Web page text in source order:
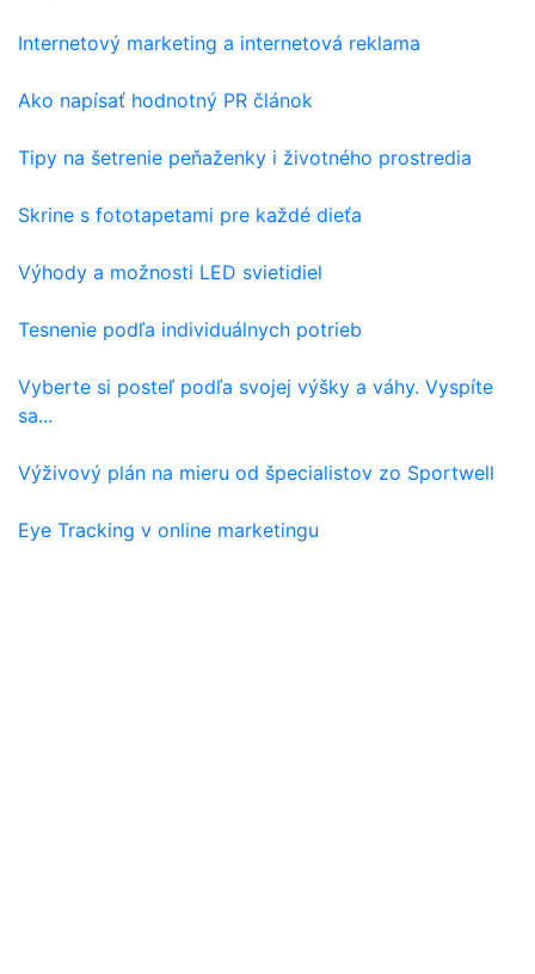
Internetový marketing a internetová reklama
Ako napísať hodnotný PR článok
Tipy na šetrenie peňaženky i životného prostredia
Skrine s fototapetami pre každé dieťa
Výhody a možnosti LED svietidiel
Tesnenie podľa individuálnych potrieb
Vyberte si posteľ podľa svojej výšky a váhy. Vyspíte
sa...
Výživový plán na mieru od špecialistov zo Sportwell
Eye Tracking v online marketingu